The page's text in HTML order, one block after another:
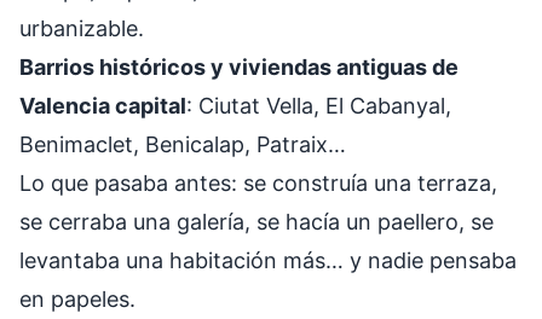
urbanizable.
Barrios históricos y viviendas antiguas de
Valencia capital: Ciutat Vella, El Cabanyal,
Benimaclet, Benicalap, Patraix…
Lo que pasaba antes: se construía una terraza,
se cerraba una galería, se hacía un paellero, se
levantaba una habitación más… y nadie pensaba
en papeles.